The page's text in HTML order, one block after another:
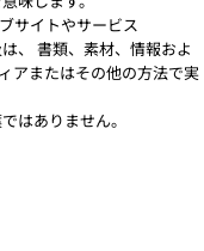
サイトやサービス
、 書類、素材、情報およ
アまたはその他の方法で実
はありません。